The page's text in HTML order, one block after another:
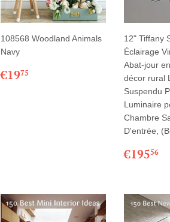
108568 Woodland Animals
Navy
PRIX
€1975
12" Tiffany
Éclairage
Abat-jour
décor rural
Suspendu
Luminaire
Chambre
D'entrée,
PRIX
€19556